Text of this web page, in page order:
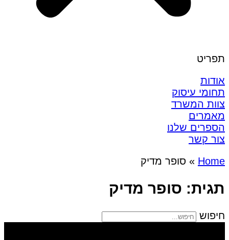
תפריט
אודות
תחומי עיסוק
צוות המשרד
מאמרים
הספרים שלנו
צור קשר
Home
» סופר מדיק
תגית: סופר מדיק
חיפוש